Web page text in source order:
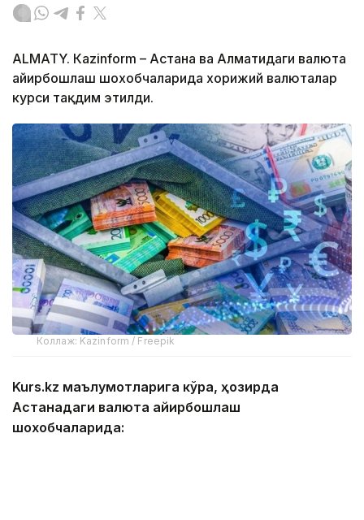
ALMATY. Кazinform – Астана ва Алматидаги валюта
айирбошлаш шохобчаларида хорижий валюталар
курси тақдим этилди.
Коллаж: Kazinform / Freepik
Kurs.kz маълумотларига кўра, ҳозирда
Астанадаги валюта айирбошлаш
шохобчаларида: